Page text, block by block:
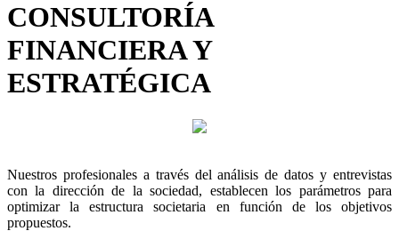
CONSULTORÍA
FINANCIERA Y
ESTRATÉGICA
Nuestros profesionales a través del análisis de datos y entrevistas
con la dirección de la sociedad, establecen los parámetros para
optimizar la estructura societaria en función de los objetivos
propuestos.